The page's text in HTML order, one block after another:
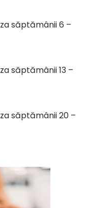
săptămânii 6 –
săptămânii 13 –
săptămânii 20 –